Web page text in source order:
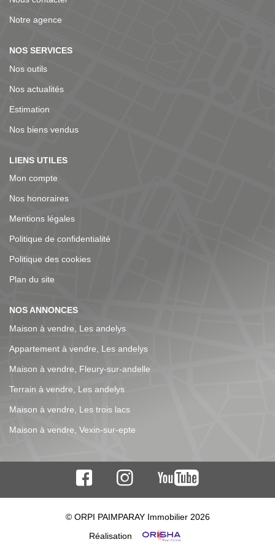
proximité de Château-Gaillard, notre région bénéficie de
qu'une vie culturelle et associative riche et des
équipements sportifs qui facilitent et rendent agréable la
apprécieront également les chemins de randonnée, les
Nos villes et villages sont facilement accessibles depuis la
l'autoroute A13 ou la RN 6014. La ligne SNCF Paris Saint-
de 20 minutes des villages environnants. La taille
calme et convivial. Notre expertise s'étend jusqu'à la
Vallée de l'Andelle, Charleval, Pont-Saint-Pierre et leurs
en lisière de forêt en fait un lieu idéal pour une résidence
expérience à votre service pour vous faire gagner un
N'hésitez pas à nous contacter dès que possible pour
discuter de votre projet ou pour obtenir une estimation de
Notre agence
NOS SERVICES
Nos outils
Nos actualités
Estimation
Nos biens vendus
LIENS UTILES
Mon compte
Nos honoraires
Mentions légales
Politique de confidentialité
Politique des cookies
Plan du site
NOS ANNONCES
Maison à vendre, Les andelys
Appartement à vendre, Les andelys
Maison à vendre, Fleury-sur-andelle
Terrain à vendre, Les andelys
Maison à vendre, Les trois lacs
Maison à vendre, Vexin-sur-epte
© ORPI PAIMPARAY Immobilier 2026
Réalisation